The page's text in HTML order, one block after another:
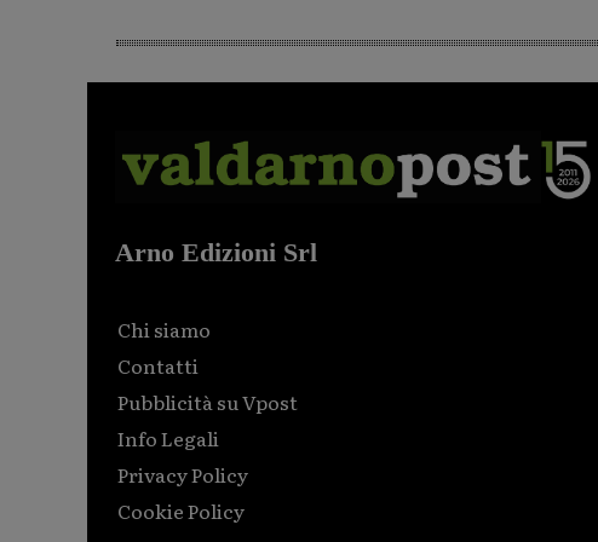
Arno Edizioni Srl
Chi siamo
Contatti
Pubblicità su Vpost
Info Legali
Privacy Policy
Cookie Policy